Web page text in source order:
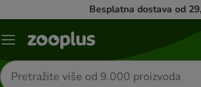
Besplatna dostava od
Izbornik
Traži
proizvode